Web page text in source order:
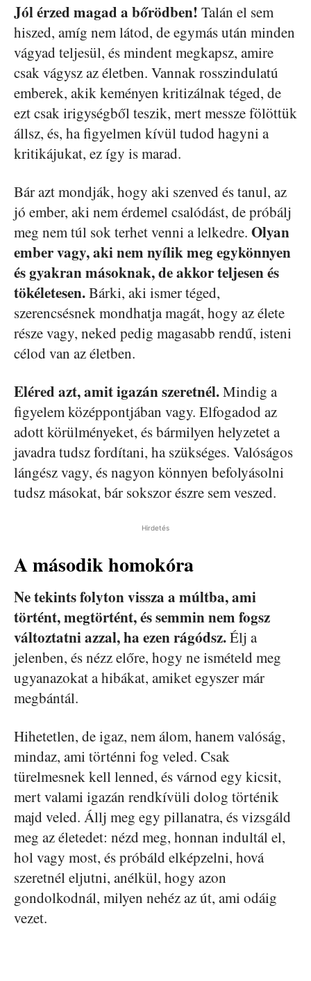
Jól érzed magad a bőrödben! Talán el sem
hiszed, amíg nem látod, de egymás után minden
vágyad teljesül, és mindent megkapsz, amire
csak vágysz az életben. Vannak rosszindulatú
emberek, akik keményen kritizálnak téged, de
ezt csak irigységből teszik, mert messze fölöttük
állsz, és, ha figyelmen kívül tudod hagyni a
kritikájukat, ez így is marad.
Bár azt mondják, hogy aki szenved és tanul, az
jó ember, aki nem érdemel csalódást, de próbálj
meg nem túl sok terhet venni a lelkedre. Olyan
ember vagy, aki nem nyílik meg egykönnyen
és gyakran másoknak, de akkor teljesen és
tökéletesen.Bárki, aki ismer téged,
szerencsésnek mondhatja magát, hogy az élete
része vagy, neked pedig magasabb rendű, isteni
célod van az életben.
Eléred azt, amit igazán szeretnél.Mindig a
figyelem középpontjában vagy. Elfogadod az
adott körülményeket, és bármilyen helyzetet a
javadra tudsz fordítani, ha szükséges. Valóságos
lángész vagy, és nagyon könnyen befolyásolni
tudsz másokat, bár sokszor észre sem veszed.
Hirdetés
A második homokóra
Ne tekints folyton vissza a múltba, ami
történt, megtörtént, és semmin nem fogsz
változtatni azzal, ha ezen rágódsz.Élj a
jelenben, és nézz előre, hogy ne ismételd meg
ugyanazokat a hibákat, amiket egyszer már
megbántál.
Hihetetlen, de igaz, nem álom, hanem valóság,
mindaz, ami történni fog veled. Csak
türelmesnek kell lenned, és várnod egy kicsit,
mert valami igazán rendkívüli dolog történik
majd veled. Állj meg egy pillanatra, és vizsgáld
meg az életedet: nézd meg, honnan indultál el,
hol vagy most, és próbáld elképzelni, hová
szeretnél eljutni, anélkül, hogy azon
gondolkodnál, milyen nehéz az út, ami odáig
vezet.